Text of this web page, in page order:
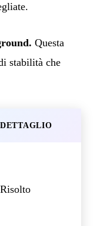
Questa
stabilità che
DETTAGLIO
Risolto